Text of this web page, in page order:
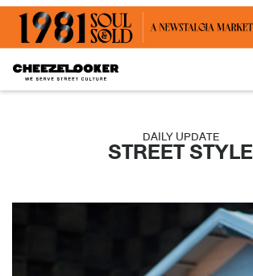
DAILY UPDATE
STREET STYLE